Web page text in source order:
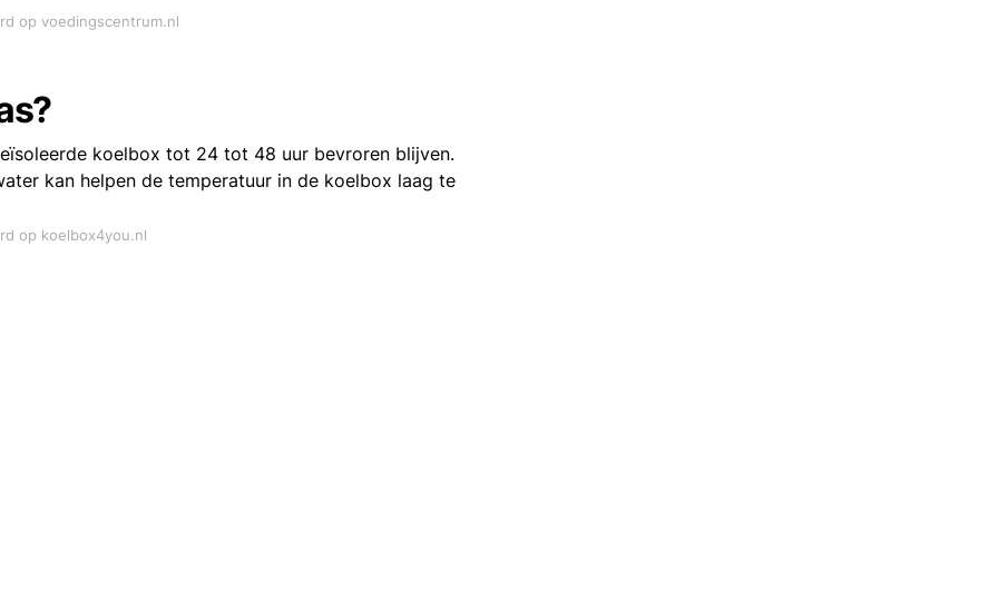
op voedingscentrum.nl
koelbox tot 24 tot 48 uur bevroren blijven.
kan helpen de temperatuur in de koelbox laag te
op koelbox4you.nl